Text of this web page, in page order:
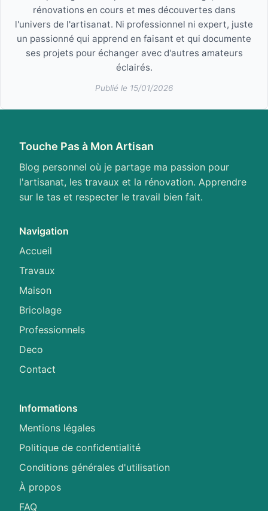
rénovations en cours et mes découvertes dans
l'univers de l'artisanat. Ni professionnel ni expert, juste
un passionné qui apprend en faisant et qui documente
ses projets pour échanger avec d'autres amateurs
éclairés.
Publié le 15/01/2026
Touche Pas à Mon Artisan
Blog personnel où je partage ma passion pour
l'artisanat, les travaux et la rénovation. Apprendre
sur le tas et respecter le travail bien fait.
Navigation
Accueil
Travaux
Maison
Bricolage
Professionnels
Deco
Contact
Informations
Mentions légales
Politique de confidentialité
Conditions générales d'utilisation
À propos
FAQ